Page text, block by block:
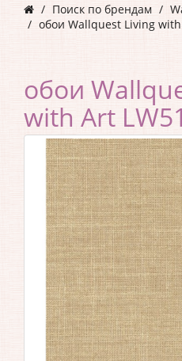
Поиск по брендам
обои Wallquest Living
обои
with Art